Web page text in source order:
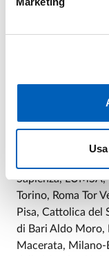
panorama
La scelta di
istituzionali dei
Stefano Zamagni
Oltre alla Luiss
hanno aderito
Sapienza,
Torino, Roma Tor
Pisa, Cattolica del
di Bari Aldo Moro,
Macerata, Milano-